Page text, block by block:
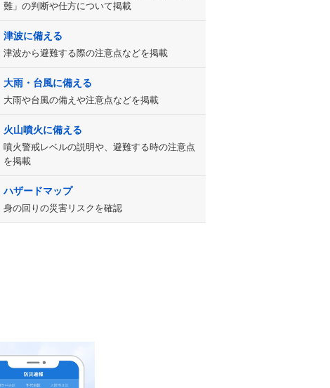
難」の判断や仕方について掲載
津波に備える
津波から避難する際の注意点などを掲載
大雨・台風に備える
大雨や台風の備えや注意点などを掲載
火山噴火に備える
噴火警戒レベルの説明や、避難する時の注意点
を掲載
ハザードマップ
身の回りの災害リスクを確認